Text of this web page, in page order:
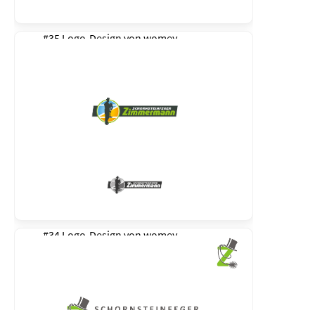
#35 Logo-Design von womey
#34 Logo-Design von womey